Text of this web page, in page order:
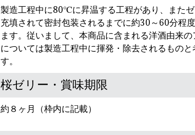
製造工程中に80℃に昇温する工程があり、また
充填されて密封包装されるまでに約30～60分程
ます。従いまして、本商品に含まれる洋酒由来
については製造工程中に揮発・除去されるものと
す。
桜ゼリー・賞味期限
約８ヶ月（枠内に記載）